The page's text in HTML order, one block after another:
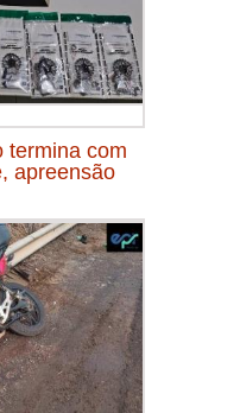
termina com
apreensão